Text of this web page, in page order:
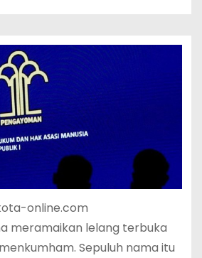
online.com
meramaikan lelang terbuka
Sepuluh nama itu